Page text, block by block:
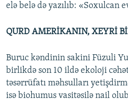
elə belə də yazılıb: «Soxulcan
QURD AMERİKANIN, XEYRİ
Buruc kəndinin sakini Füzuli
birlikdə son 10 ildə ekoloji
təsərrüfatı məhsulları
isə biohumus vasitəsilə nail